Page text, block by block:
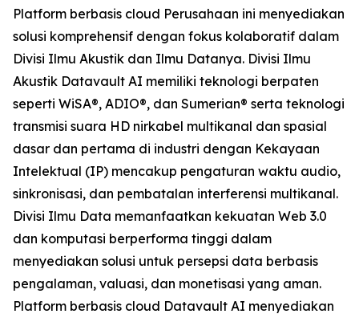
Platform berbasis cloud Perusahaan ini menyediakan
solusi komprehensif dengan fokus kolaboratif dalam
Divisi Ilmu Akustik dan Ilmu Datanya. Divisi Ilmu
Akustik Datavault AI memiliki teknologi berpaten
seperti WiSA®, ADIO®, dan Sumerian® serta teknologi
transmisi suara HD nirkabel multikanal dan spasial
dasar dan pertama di industri dengan Kekayaan
Intelektual (IP) mencakup pengaturan waktu audio,
sinkronisasi, dan pembatalan interferensi multikanal.
Divisi Ilmu Data memanfaatkan kekuatan Web 3.0
dan komputasi berperforma tinggi dalam
menyediakan solusi untuk persepsi data berbasis
pengalaman, valuasi, dan monetisasi yang aman.
Platform berbasis cloud Datavault AI menyediakan